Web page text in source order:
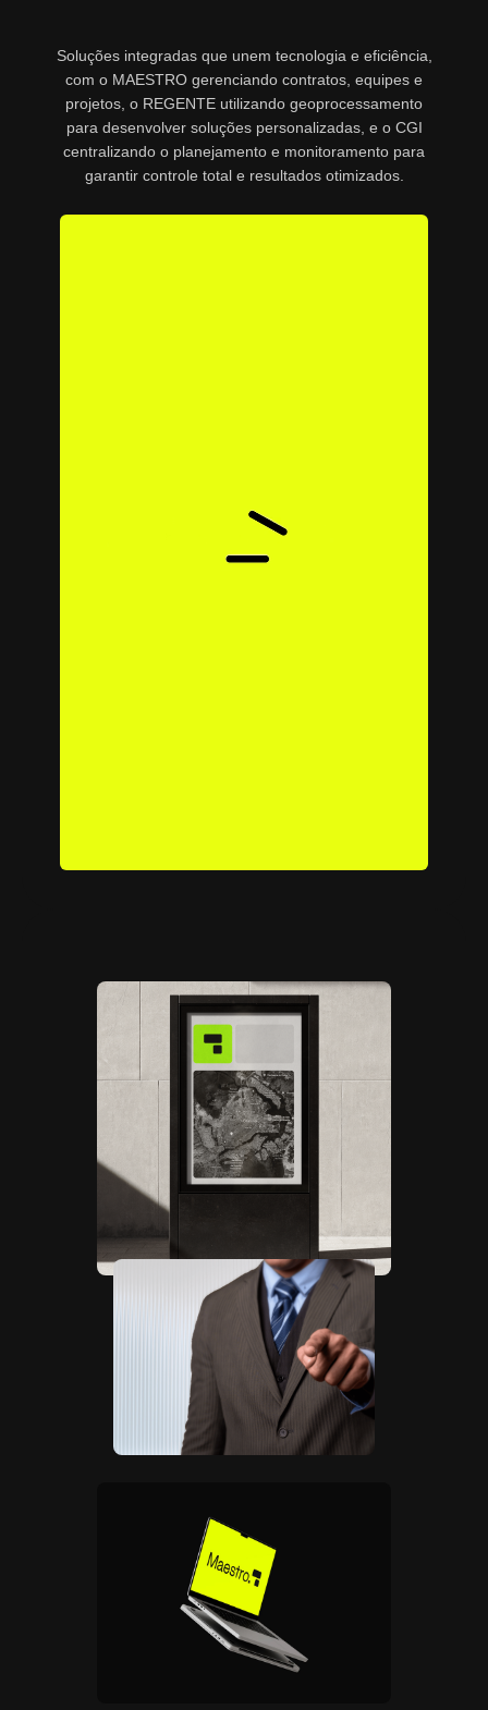
Soluções integradas que unem tecnologia e eficiência,
com o MAESTRO gerenciando contratos, equipes e
projetos, o REGENTE utilizando geoprocessamento
para desenvolver soluções personalizadas, e o CGI
centralizando o planejamento e monitoramento para
garantir controle total e resultados otimizados.